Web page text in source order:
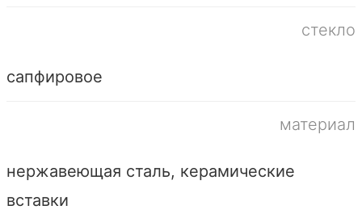
стекло
сапфировое
материал
нержавеющая сталь, керамические
вставки